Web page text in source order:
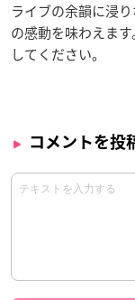
ライブの余韻に浸
の感動を味わえま
してください。
コメントを投